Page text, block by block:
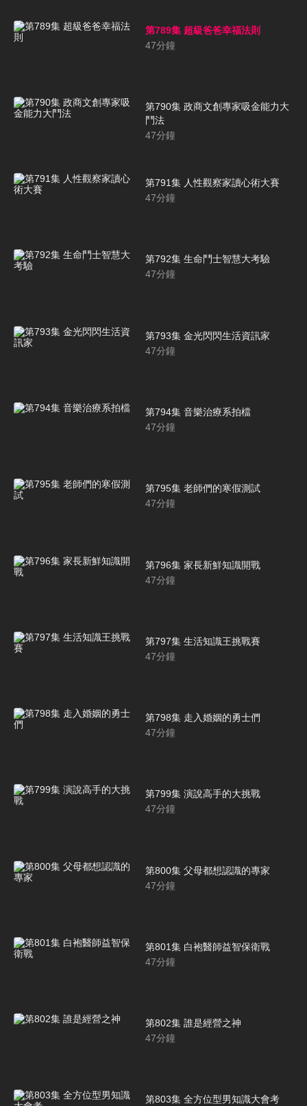
第789集 超級爸爸幸福法則
47分鐘
第790集 政商文創專家吸金能力大
鬥法
47分鐘
第791集 人性觀察家讀心術大賽
47分鐘
第792集 生命鬥士智慧大考驗
47分鐘
第793集 金光閃閃生活資訊家
47分鐘
第794集 音樂治療系拍檔
47分鐘
第795集 老師們的寒假測試
47分鐘
第796集 家長新鮮知識開戰
47分鐘
第797集 生活知識王挑戰賽
47分鐘
第798集 走入婚姻的勇士們
47分鐘
第799集 演說高手的大挑戰
47分鐘
第800集 父母都想認識的專家
47分鐘
第801集 白袍醫師益智保衛戰
47分鐘
第802集 誰是經營之神
47分鐘
第803集 全方位型男知識大會考